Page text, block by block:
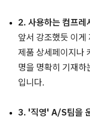
2. 사용하는 컴프레
앞서 강조했듯 이게
제품 상세페이지나
명을 명확히 기재하
입니다.
3. '직영' A/S팀을